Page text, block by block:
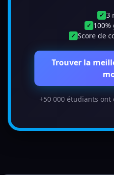
✓ 3
✓
✓ Score de
Trouver la
+50 000 étudiants